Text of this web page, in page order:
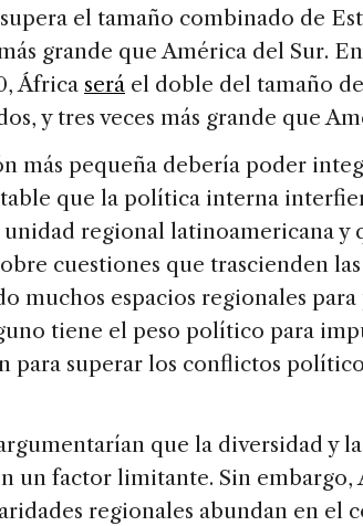
el tamaño combinado de
grande que América del Sur.
África será el doble del tamaño
y tres veces más grande que
más pequeña debería poder
que la política interna
regional latinoamericana y
cuestiones que trascienden
muchos espacios regionales
tiene el peso político para
para superar los conflictos
que la diversidad y
un factor limitante. Sin embargo,
regionales abundan en el